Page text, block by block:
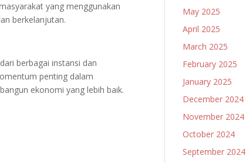
yang menggunakan
berkelanjutan.
berbagai instansi dan
penting dalam
ekonomi yang lebih baik.
May 2025
April 2025
March 2025
February 2025
January 2025
December 2024
November 2024
October 2024
September 2024